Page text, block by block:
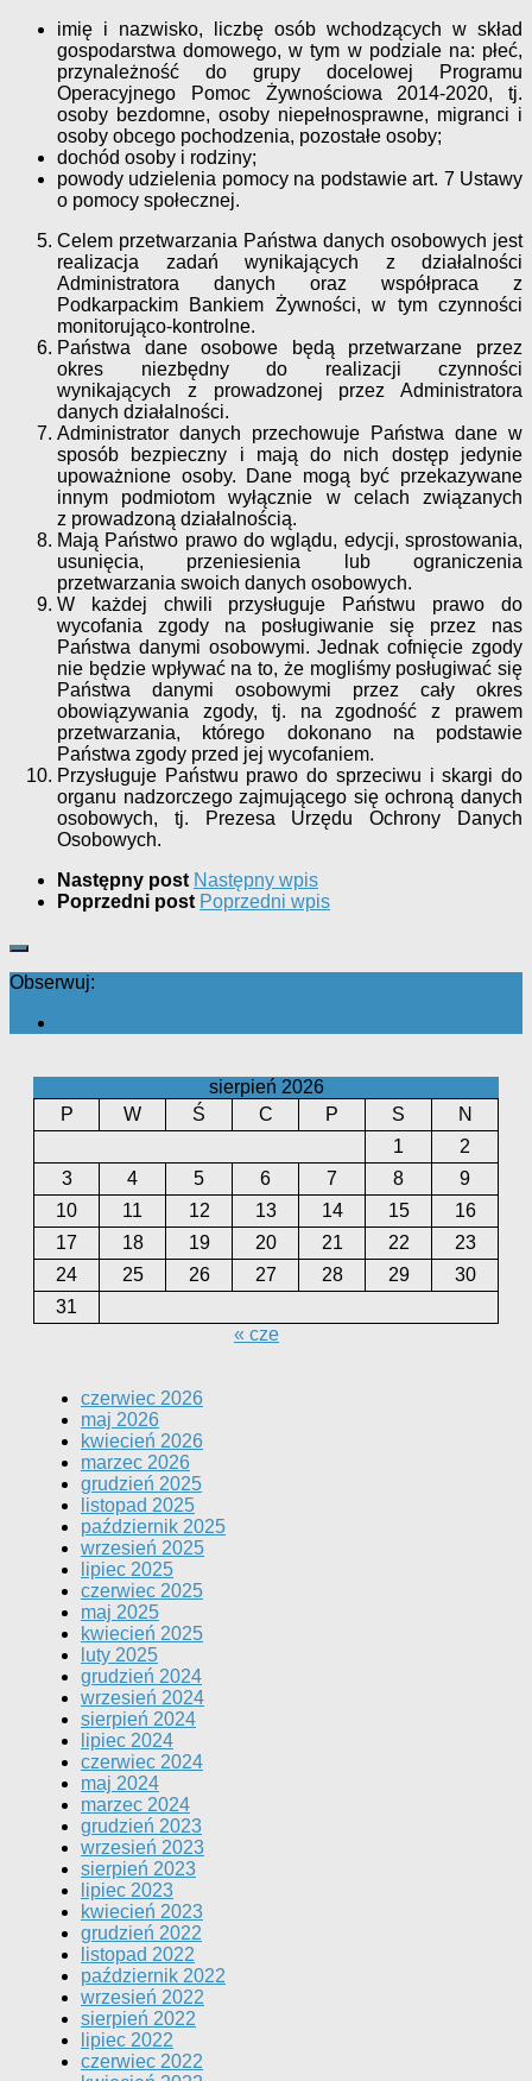
imię i nazwisko, liczbę osób wchodzących w skład
gospodarstwa domowego, w tym w podziale na: płeć,
przynależność do grupy docelowej Programu
Operacyjnego Pomoc Żywnościowa 2014-2020, tj.
osoby bezdomne, osoby niepełnosprawne, migranci i
osoby obcego pochodzenia, pozostałe osoby;
dochód osoby i rodziny;
powody udzielenia pomocy na podstawie art. 7 Ustawy
o pomocy społecznej.
Celem przetwarzania Państwa danych osobowych jest
realizacja zadań wynikających z działalności
Administratora danych oraz współpraca z
Podkarpackim Bankiem Żywności, w tym czynności
monitorująco-kontrolne.
Państwa dane osobowe będą przetwarzane przez
okres niezbędny do realizacji czynności
wynikających z prowadzonej przez Administratora
danych działalności.
Administrator danych przechowuje Państwa dane w
sposób bezpieczny i mają do nich dostęp jedynie
upoważnione osoby. Dane mogą być przekazywane
innym podmiotom wyłącznie w celach związanych
z prowadzoną działalnością.
Mają Państwo prawo do wglądu, edycji, sprostowania,
usunięcia, przeniesienia lub ograniczenia
przetwarzania swoich danych osobowych.
W każdej chwili przysługuje Państwu prawo do
wycofania zgody na posługiwanie się przez nas
Państwa danymi osobowymi. Jednak cofnięcie zgody
nie będzie wpływać na to, że mogliśmy posługiwać się
Państwa danymi osobowymi przez cały okres
obowiązywania zgody, tj. na zgodność z prawem
przetwarzania, którego dokonano na podstawie
Państwa zgody przed jej wycofaniem.
Przysługuje Państwu prawo do sprzeciwu i skargi do
organu nadzorczego zajmującego się ochroną danych
osobowych, tj. Prezesa Urzędu Ochrony Danych
Osobowych.
Następny post Następny wpis
Poprzedni post Poprzedni wpis
Obserwuj:
sierpień 2026
P
W Ś C P S
N
1
2
3
4 5 6 7 8
9
10
11 12 13 14 15
16
17
18 19 20 21 22
23
24
25 26 27 28 29
30
31
« cze
czerwiec 2026
maj 2026
kwiecień 2026
marzec 2026
grudzień 2025
listopad 2025
październik 2025
wrzesień 2025
lipiec 2025
czerwiec 2025
maj 2025
kwiecień 2025
luty 2025
grudzień 2024
wrzesień 2024
sierpień 2024
lipiec 2024
czerwiec 2024
maj 2024
marzec 2024
grudzień 2023
wrzesień 2023
sierpień 2023
lipiec 2023
kwiecień 2023
grudzień 2022
listopad 2022
październik 2022
wrzesień 2022
sierpień 2022
lipiec 2022
czerwiec 2022